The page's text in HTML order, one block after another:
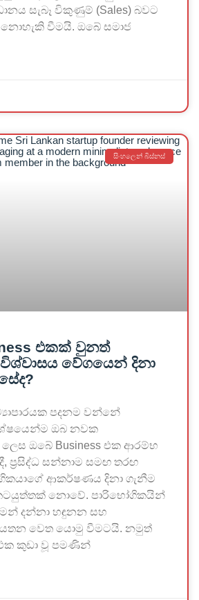
සැබෑ විකුණුම් (Sales) බවට
වීමයි. ඔබේ සමාජ
සිංහලෙන් බිස්නස්
එකක් වුනත්
වේගයෙන් දිනා
පදනම වන්නේ
ඔබ නවක
ඔබේ Business එක ආරම්භ
ප්‍රසිද්ධ සන්නාම සමඟ තරඟ
ආකර්ෂණය දිනා ගැනීම
නොවේ. පාරිභෝගිකයින්
දන්නා හඳුනන සහ
වෙත යොමු වීමටයි. නමුත්
එක කුඩා වූ පමණින්